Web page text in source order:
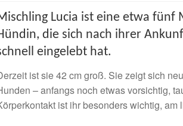
Lucia ist eine etwa fünf
die sich nach ihrer
eingelebt hat.
ist sie 42 cm groß. Sie zeigt sich
– anfangs noch etwas vorsichtig,
ist ihr besonders wichtig,